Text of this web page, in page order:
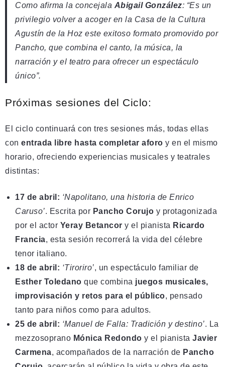
Como afirma la concejala Abigail González: “Es un
privilegio volver a acoger en la Casa de la Cultura
Agustín de la Hoz este exitoso formato promovido por
Pancho, que combina el canto, la música, la
narración y el teatro para ofrecer un espectáculo
único”.
Próximas sesiones del Ciclo:
El ciclo continuará con tres sesiones más, todas ellas
con entrada libre hasta completar aforo y en el mismo
horario, ofreciendo experiencias musicales y teatrales
distintas:
17 de abril: ‘Napolitano, una historia de Enrico
Caruso’. Escrita por Pancho Corujo y protagonizada
por el actor Yeray Betancor y el pianista Ricardo
Francia, esta sesión recorrerá la vida del célebre
tenor italiano.
18 de abril: ‘Tiroriro’, un espectáculo familiar de
Esther Toledano que combina juegos musicales,
improvisación y retos para el público, pensado
tanto para niños como para adultos.
25 de abril: ‘Manuel de Falla: Tradición y destino’. La
mezzosoprano Mónica Redondo y el pianista Javier
Carmena, acompañados de la narración de Pancho